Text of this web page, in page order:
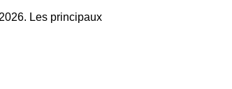
Les principaux